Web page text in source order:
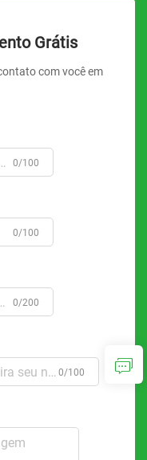
Grátis
com você em
0/100
0/100
0/200
0/100